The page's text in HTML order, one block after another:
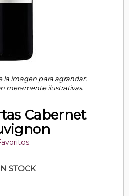
la imagen para agrandar.
meramente ilustrativas.
Cabernet
STOCK